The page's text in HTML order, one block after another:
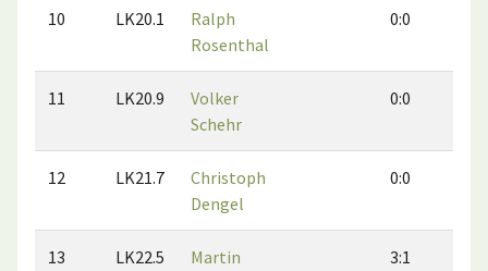
10 LK20.1
Ralph
Rosenthal
0:0
11 LK20.9
Volker
Schehr
0:0
12 LK21.7
Christoph
Dengel
0:0
13 LK22.5
Martin
3:1